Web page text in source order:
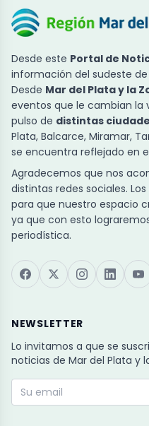
Desde este Portal de
información del sudeste de
Desde Mar del Plata y la
eventos que le cambian la
pulso de distintas
Plata, Balcarce, Miramar,
se encuentra reflejado en
Agradecemos que nos
distintas redes sociales.
para que nuestro espacio
ya que con esto
periodística.
NEWSLETTER
Lo invitamos a que se
noticias de Mar del Plata y